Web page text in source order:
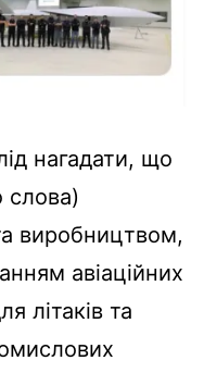
нагадати, що
слова)
виробництвом,
авіаційних
літаків та